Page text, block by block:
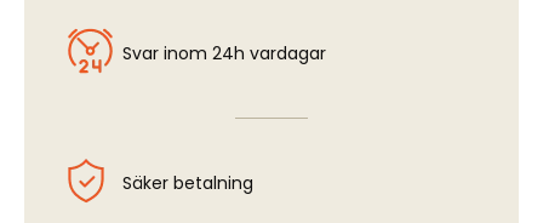
Svar inom 24h vardagar
Säker betalning